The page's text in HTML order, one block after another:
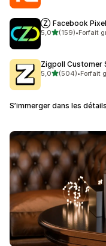
Ⓩ Facebook
5,0étoile(s) sur 5
(159)
159 avis au total
•Forfait
Zigpoll Customer
5,0étoile(s) sur 5
(504)
504 avis au total
•Forfait
S’immerger dans les détails